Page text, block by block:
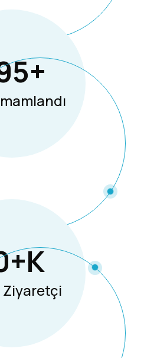
+
+k